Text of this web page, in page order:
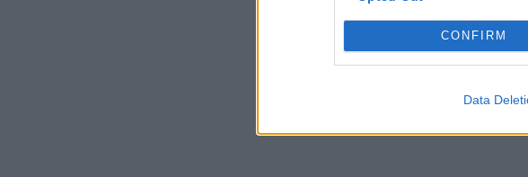
CONFIRM
Data